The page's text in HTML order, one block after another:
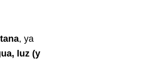
, ya
luz (y